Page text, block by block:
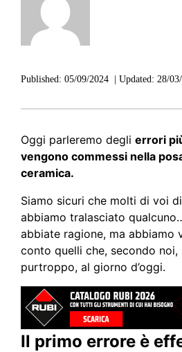
Published: 05/09/2024 Updated: 28/
Oggi parleremo degli errori
vengono commessi nella
ceramica.
Siamo sicuri che molti di voi
abbiamo tralasciato
abbiate ragione, ma abbiamo
conto quelli che, secondo noi,
purtroppo, al giorno d’oggi.
Il primo errore è